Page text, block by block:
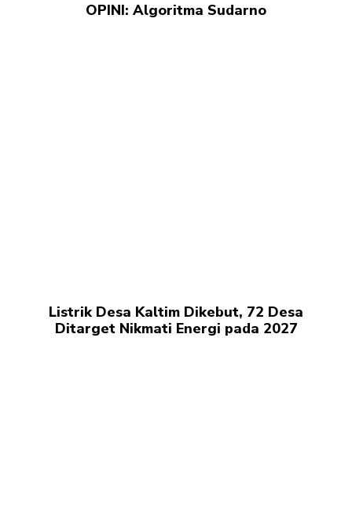
OPINI: Algoritma Sudarno
Listrik Desa Kaltim Dikebut, 72 Desa
Ditarget Nikmati Energi pada 2027